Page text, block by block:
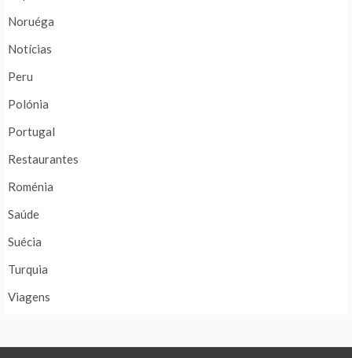
Noruéga
Notícias
Peru
Polónia
Portugal
Restaurantes
Roménia
Saúde
Suécia
Turquia
Viagens